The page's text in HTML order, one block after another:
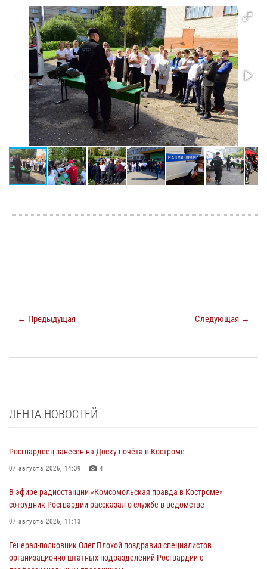
← Предыдущая Следующая →
ЛЕНТА НОВОСТЕЙ
Росгвардеец занесен на Доску почёта в Костроме
07 августа 2026, 14:39 4
В эфире радиостанции «Комсомольская правда в Костроме»
сотрудник Росгвардии рассказал о службе в ведомстве
07 августа 2026, 11:13
Генерал-полковник Олег Плохой поздравил специалистов
организационно-штатных подразделений Росгвардии с